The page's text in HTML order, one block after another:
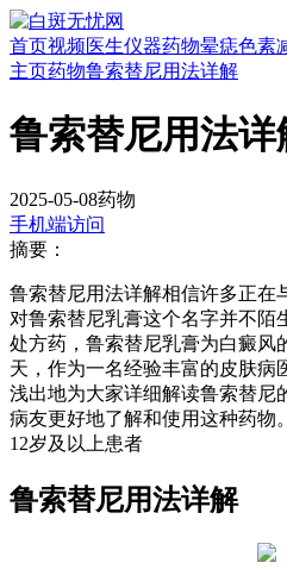
首页视频医生仪器药物晕痣色素
主页药物鲁索替尼用法详解
鲁索替尼用法详
2025-05-08药物
手机端访问
摘要：
鲁索替尼用法详解相信许多正在
对鲁索替尼乳膏这个名字并不陌
处方药，鲁索替尼乳膏为白癜风
天，作为一名经验丰富的皮肤病
浅出地为大家详细解读鲁索替尼
病友更好地了解和使用这种药物
12岁及以上患者
鲁索替尼用法详解